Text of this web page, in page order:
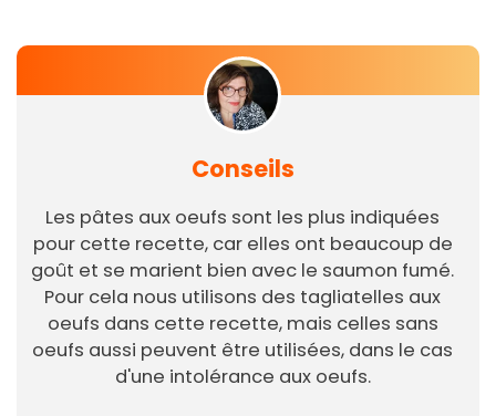
Conseils
Les pâtes aux oeufs sont les plus indiquées
pour cette recette, car elles ont beaucoup de
goût et se marient bien avec le saumon fumé.
Pour cela nous utilisons des tagliatelles aux
oeufs dans cette recette, mais celles sans
oeufs aussi peuvent être utilisées, dans le cas
d'une intolérance aux oeufs.